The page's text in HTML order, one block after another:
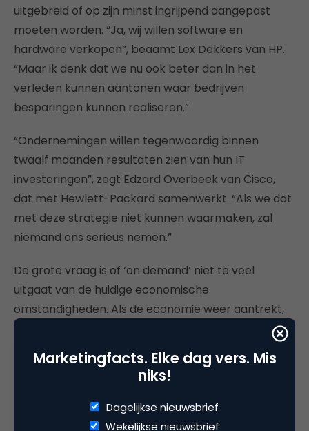
uitgebreid of op zijn minst ingrijpend aangepast
moeten worden. “Ja, wij willen software en
hardware verkopen”, beaamt Lex Dekkers van HP.
“Maar ik denk dat we nu ook beter dan in het
verleden kunnen aantonen waar bedrijven
besparingen kunnen realiseren.”
“Ondernemingen willen tegenwoordig binnen
twaalf maanden resultaten zien van hun IT
investeringen”, zegt Edzard Overbeek van Cisco,
dat met Hewlett-Packard samenwerkt. “Als we dat
met deze strategie niet kunnen waarmaken, zal
niemand ons serieus nemen.”
De grote vraag is of ‘on demand’ niet te veel
uitgaat van de huidige economische
omstandigheden. Als de economie weer aantrekt,
weer gewoon zoveel mogelijk servers willen
verkopen en wordt ‘pay-as-you-use’ weer minder
een nieuwe visie die tot in lengte van jaren het
beleid van ondernemingen zal gaan bepalen.
Marketingfacts. Elke dag vers. Mis
niks!
Dagelijkse nieuwsbrief
Wekelijkse nieuwsbrief